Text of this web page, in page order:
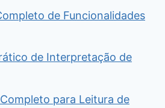
de Funcionalidades
de Interpretação de
para Leitura de